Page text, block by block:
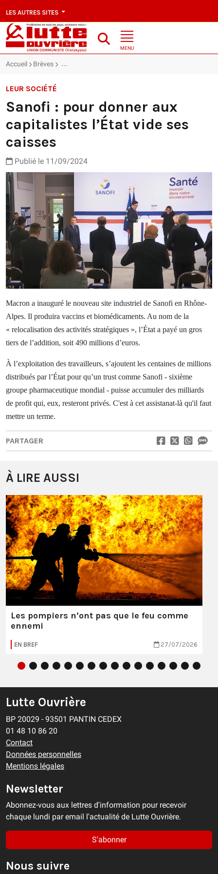
LES AUTRES SITES
MENU
Accueil Brèves Sanofi : pour donner aux capitalistes l’État vide ses
LEUR SOCIÉTÉ
Sanofi : pour donner aux
capitalistes l’État vide ses
caisses
Publié le 11/09/2024
Macron a inauguré le nouveau site industriel de Sanofi en Rhône-
Alpes. Il produira vaccins et biomédicaments. Au nom de la
« relocalisation des activités stratégiques », l’État a payé un gros
tiers de l’addition, soit 490 millions d’euros.
À l’exploitation des travailleurs, s’ajoutent les centaines de millions
distribués par l’État pour qu’un trust comme Sanofi - sixième
groupe pharmaceutique mondial - puisse accumuler des milliards
de profit qui, eux, resteront privés. C'est à cet assistanat-là qu'il faut
mettre un terme.
PARTAGER
À LIRE AUSSI
Les pompiers n’ont pas que le feu comme
ennemi
EN BREF 27/07/2026
Lutte Ouvrière
BP 20029 - 93501 PANTIN CEDEX
01 48 10 86 20
Contact
Données personnelles
Mentions légales
Newsletter
Abonnez-vous aux lettres d'information pour recevoir
chaque lundi par email l'actualité de Lutte Ouvrière.
S'abonner
Nous suivre